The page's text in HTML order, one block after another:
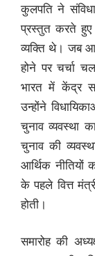
कुलपति ने
प्रस्तुत करते
व्यक्ति थे। जब
होने पर चर्चा
भारत में केंद्र
उन्होंने
चुनाव व्यवस्था
चुनाव की
आर्थिक
के पहले वित्त
होती।
समारोह की